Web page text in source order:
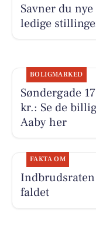
Savner du
ledige
BOLIGMARKED
Søndergade
kr.: Se de
Aaby her
FAKTA OM
faldet